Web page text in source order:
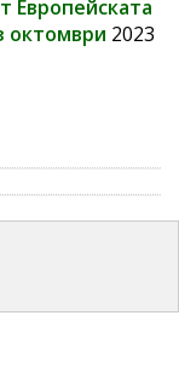
Европейската
октомври 2023